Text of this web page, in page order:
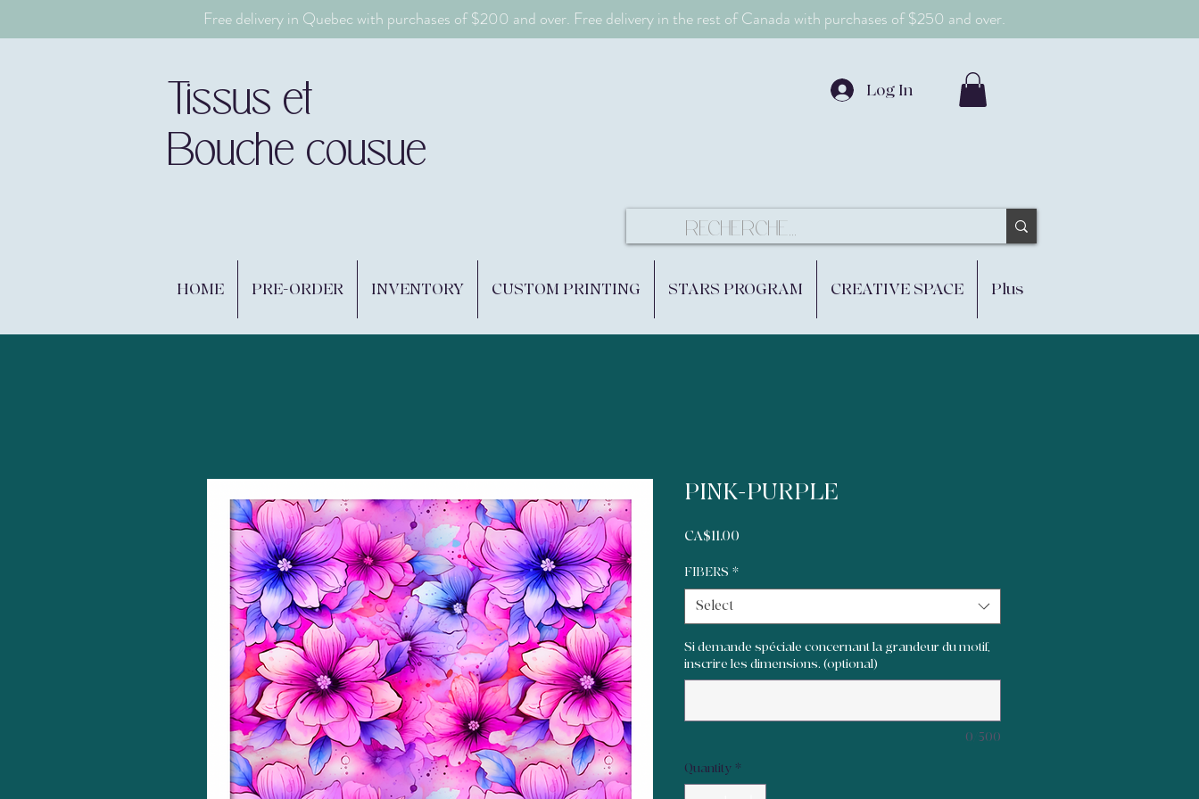
Free delivery in Quebec with purchases of $200 and over. Free delivery in the rest of Canada with purchases of $250 and over.
Tissus et
Bouche cousue
Log In
HOME PRE-ORDER INVENTORY CUSTOM PRINTING STARS PROGRAM CREATIVE SPACE Plus
PINK-PURPLE
CA$11.00
FIBERS *
Select
Si demande spéciale concernant la grandeur du motif,
inscrire les dimensions. (optional)
0/500
Quantity *